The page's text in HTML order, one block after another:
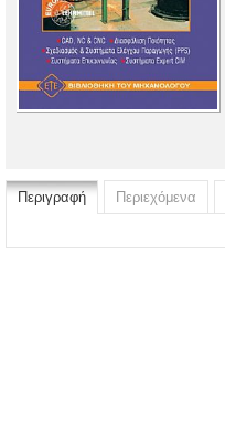
Περιγραφή Περιεχόμενα